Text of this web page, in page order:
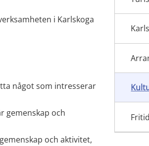
i Karlskoga
något som intresserar
gemenskap och
och aktivitet,